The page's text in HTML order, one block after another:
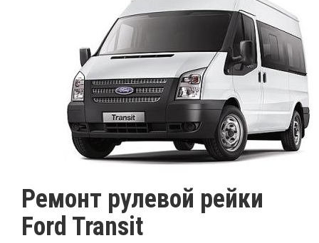
Ремонт рулевой рейки
Ford Transit